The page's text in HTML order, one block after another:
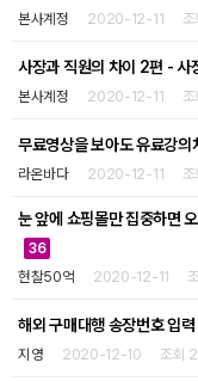
본사계정 2020-12-11
사장과 직원의 차이 2편 - 사
본사계정 2020-12-11
무료영상을 보아도 유료강의
라온바다 2020-12-11
눈 앞에 쇼핑몰만 집중하면
36
현찰50억 2020-12-11
해외 구매대행 송장번호 입
지영 2020-12-10 조회